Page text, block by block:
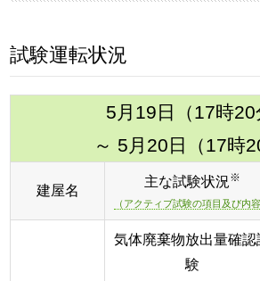
試験運転状況
5月19日（17時20
～ 5月20日（17時
建屋名
主な試験状況※
（アクティブ試験の項目及び内容
気体廃棄物放出量確認
験